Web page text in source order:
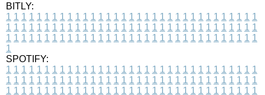
BITLY:
1 1 1 1 1 1 1 1 1 1 1 1 1 1 1 1 1 1 1 1 1 1 1 1 1 1 1 1 1 1 1 1 1
1 1 1 1 1 1 1 1 1 1 1 1 1 1 1 1 1 1 1 1 1 1 1 1 1 1 1 1 1 1 1 1 1
1 1 1 1 1 1 1 1 1 1 1 1 1 1 1 1 1 1 1 1 1 1 1 1 1 1 1 1 1 1 1 1 1
1
SPOTIFY:
1 1 1 1 1 1 1 1 1 1 1 1 1 1 1 1 1 1 1 1 1 1 1 1 1 1 1 1 1 1 1 1 1
1 1 1 1 1 1 1 1 1 1 1 1 1 1 1 1 1 1 1 1 1 1 1 1 1 1 1 1 1 1 1 1 1
1 1 1 1 1 1 1 1 1 1 1 1 1 1 1 1 1 1 1 1 1 1 1 1 1 1 1 1 1 1 1 1 1